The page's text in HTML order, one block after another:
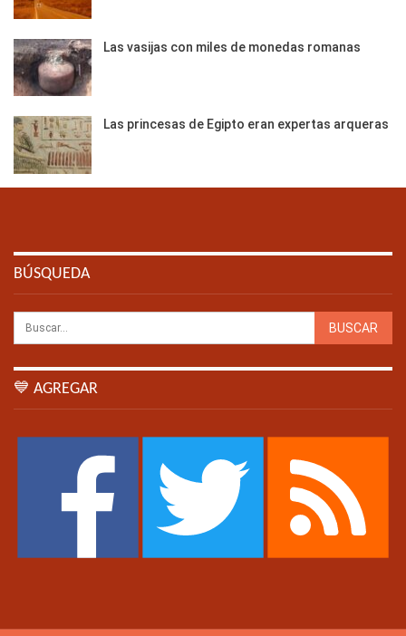
Las vasijas con miles de monedas romanas
Las princesas de Egipto eran expertas arqueras
BÚSQUEDA
💙 AGREGAR